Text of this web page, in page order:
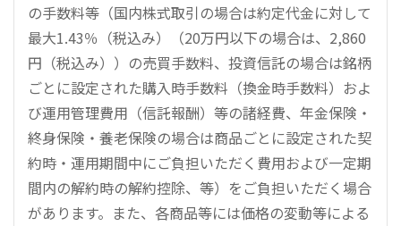
の手数料等（国内株式取引の場合は約定代金に対して
最大1.43％（税込み）（20万円以下の場合は、2,860
円（税込み））の売買手数料、投資信託の場合は銘柄
ごとに設定された購入時手数料（換金時手数料）およ
び運用管理費用（信託報酬）等の諸経費、年金保険・
終身保険・養老保険の場合は商品ごとに設定された契
約時・運用期間中にご負担いただく費用および一定期
間内の解約時の解約控除、等）をご負担いただく場合
があります。また、各商品等には価格の変動等による